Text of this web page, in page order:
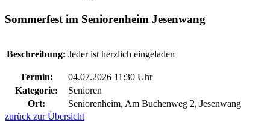
Sommerfest im Seniorenheim Jesenwang
Beschreibung: Jeder ist herzlich eingeladen
Termin:
04.07.2026 11:30 Uhr
Kategorie:
Senioren
Ort:
Seniorenheim, Am Buchenweg 2, Jesenwang
zurück zur Übersicht